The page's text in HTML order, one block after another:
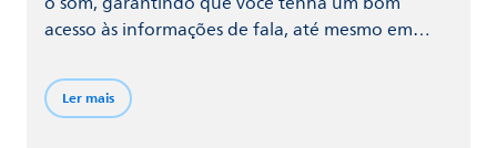
acesso às informações de fala, até mesmo em
Ler mais